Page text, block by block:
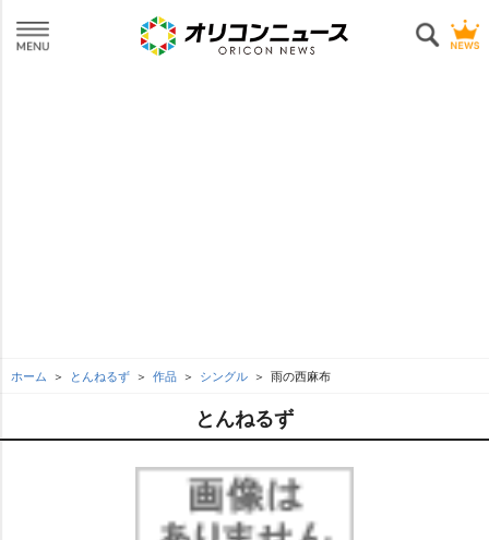
ホーム とんねるず 作品 シングル 雨の西麻布
とんねるず